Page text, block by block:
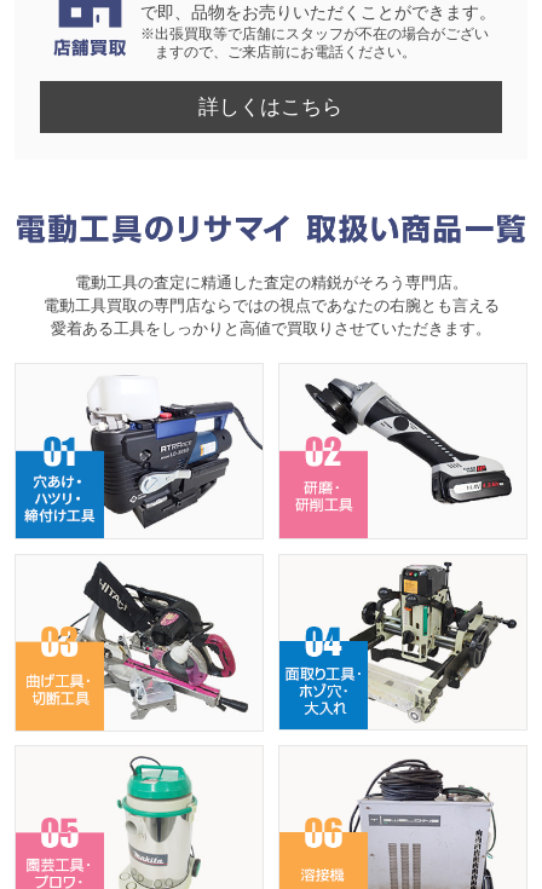
で即、品物をお売りいただくことができます。
※出張買取等で店舗にスタッフが不在の場合がござい
ますので、ご来店前にお電話ください。
詳しくはこちら
電動工具の査定に精通した査定の精鋭がそろう専門店。
電動工具買取の専門店ならではの視点であなたの右腕とも言える
愛着ある工具をしっかりと高値で買取りさせていただきます。